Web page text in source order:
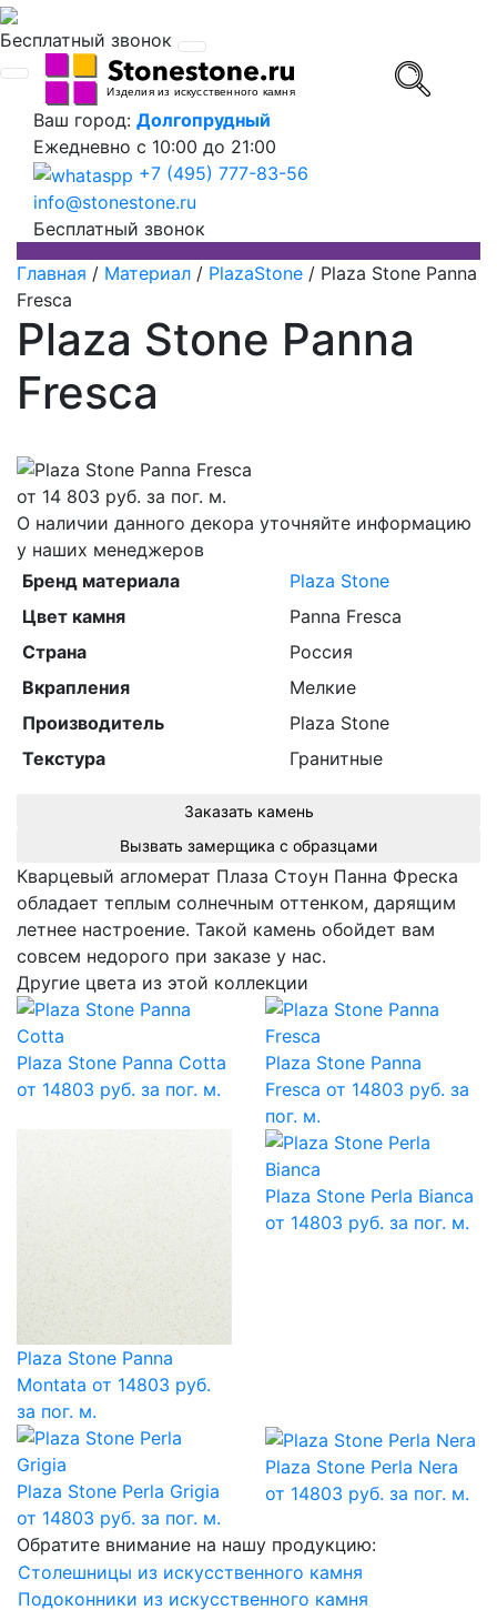
Бесплатный звонок
Ваш город: Долгопрудный
Ежедневно с 10:00 до 21:00
+7 (495) 777-83-56
info@stonestone.ru
Бесплатный звонок
Главная / Материал / PlazaStone / Plaza Stone Panna
Fresca
Plaza Stone Panna
Fresca
от 14 803 руб. за пог. м.
О наличии данного декора уточняйте информацию
у наших менеджеров
Бренд материала
Plaza Stone
Цвет камня
Panna Fresca
Страна
Россия
Вкрапления
Мелкие
Производитель
Plaza Stone
Текстура
Гранитные
Заказать камень
Вызвать замерщика с образцами
Кварцевый агломерат Плаза Стоун Панна Фреска
обладает теплым солнечным оттенком, дарящим
летнее настроение. Такой камень обойдет вам
совсем недорого при заказе у нас.
Другие цвета из этой коллекции
Plaza Stone Panna Cotta
от 14803 руб. за пог. м.
Plaza Stone Panna
Fresca от 14803 руб. за
пог. м.
Plaza Stone Panna
Montata от 14803 руб.
за пог. м.
Plaza Stone Perla Bianca
от 14803 руб. за пог. м.
Plaza Stone Perla Grigia
от 14803 руб. за пог. м.
Plaza Stone Perla Nera
от 14803 руб. за пог. м.
Обратите внимание на нашу продукцию:
Столешницы из искусственного камня
Подоконники из искусственного камня